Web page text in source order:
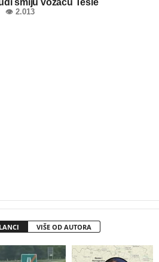
smiju vozaču Tesle
👁 2.013
VIŠE OD AUTORA